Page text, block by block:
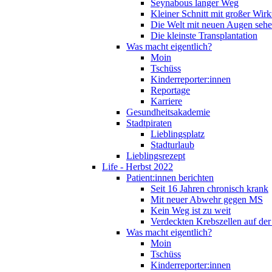
Seynabous langer Weg
Kleiner Schnitt mit großer
Die Welt mit neuen Augen
Die kleinste Transplantation
Was macht eigentlich?
Moin
Tschüss
Kinderreporter:innen
Reportage
Karriere
Gesundheitsakademie
Stadtpiraten
Lieblingsplatz
Stadturlaub
Lieblingsrezept
Life - Herbst 2022
Patient:innen berichten
Seit 16 Jahren chronisch krank
Mit neuer Abwehr gegen MS
Kein Weg ist zu weit
Verdeckten Krebszellen auf
Was macht eigentlich?
Moin
Tschüss
Kinderreporter:innen